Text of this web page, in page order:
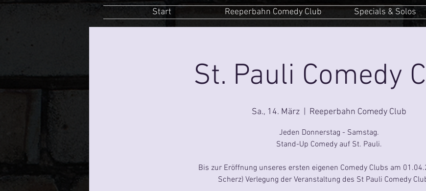
Start Reeperbahn Comedy Club Specials & Solos
St. Pauli Comedy
Sa., 14. März Reeperbahn Comedy Club
Jeden Donnerstag - Samstag.
Stand-Up Comedy auf St. Pauli.
Bis zur Eröffnung unseres ersten eigenen Comedy Clubs am
Scherz) Verlegung der Veranstaltung des St Pauli Comedy